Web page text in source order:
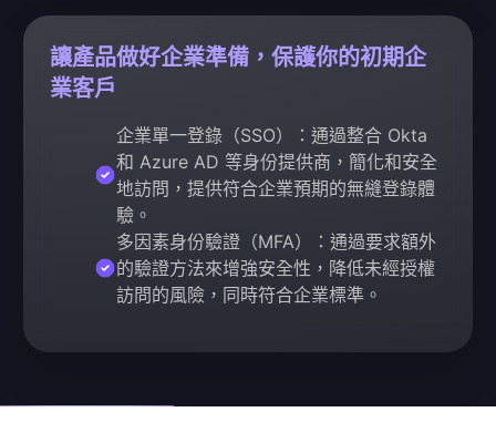
讓產品做好企業準備，保護你的初期企
業客戶
企業單一登錄（SSO）：通過整合 Okta
和 Azure AD 等身份提供商，簡化和安全
地訪問，提供符合企業預期的無縫登錄體
驗。
多因素身份驗證（MFA）：通過要求額外
的驗證方法來增強安全性，降低未經授權
訪問的風險，同時符合企業標準。